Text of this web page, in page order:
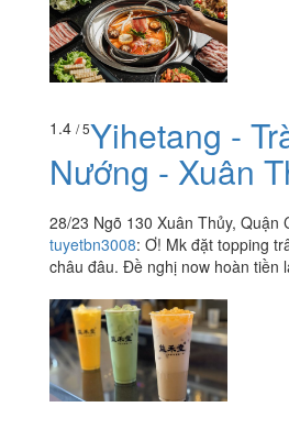
1.4 / 5Yihetang -
Nướng - Xuân
28/23 Ngõ 130 Xuân Thủy, Quận
tuyetbn3008: Ơ! Mk đặt topping
châu đâu. Đề nghị now hoàn tiền